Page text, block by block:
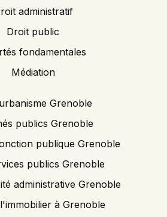
administratif
Droit public
fondamentales
Médiation
Grenoble
publics Grenoble
publique Grenoble
publics Grenoble
administrative Grenoble
à Grenoble